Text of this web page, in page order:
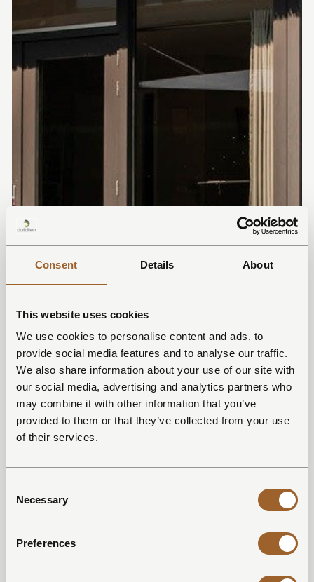
Consent Details About
This website uses cookies
We use cookies to personalise content and ads, to
provide social media features and to analyse our traffic.
We also share information about your use of our site with
our social media, advertising and analytics partners who
may combine it with other information that you’ve
provided to them or that they’ve collected from your use
of their services.
Selection
Necessary
Preferences